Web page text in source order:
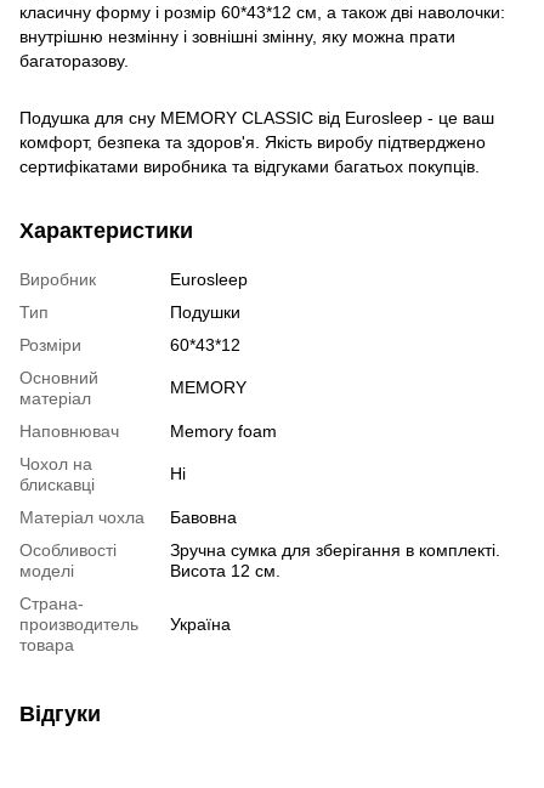
класичну форму і розмір 60*43*12 см, а також дві наволочки:
внутрішню незмінну і зовнішні змінну, яку можна прати
багаторазову.
Подушка для сну MEMORY CLASSIC від Eurosleep - це ваш
комфорт, безпека та здоров'я. Якість виробу підтверджено
сертифікатами виробника та відгуками багатьох покупців.
Характеристики
Виробник
Eurosleep
Тип
Подушки
Розміри
60*43*12
Основний
матеріал
MEMORY
Наповнювач
Memory foam
Чохол на
блискавці
Ні
Матеріал чохла
Бавовна
Особливості
моделі
Зручна сумка для зберігання в комплекті.
Висота 12 см.
Страна-
производитель
товара
Україна
Відгуки